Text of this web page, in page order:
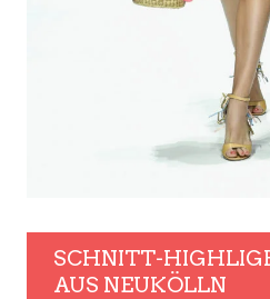
SCHNITT-
AUS NEUKÖLLN